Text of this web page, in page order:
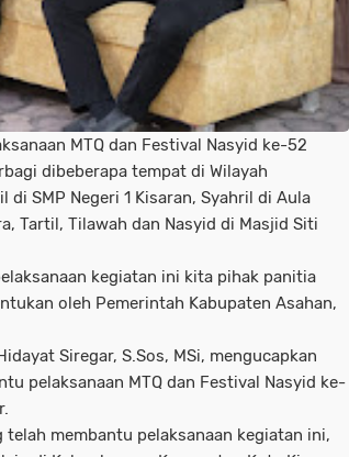
MTQ dan Festival Nasyid ke-52
dibeberapa tempat di Wilayah
SMP Negeri 1 Kisaran, Syahril di Aula
Tartil, Tilawah dan Nasyid di Masjid Siti
kegiatan ini kita pihak panitia
oleh Pemerintah Kabupaten Asahan,
Siregar, S.Sos, MSi, mengucapkan
pelaksanaan MTQ dan Festival Nasyid ke-
membantu pelaksanaan kegiatan ini,